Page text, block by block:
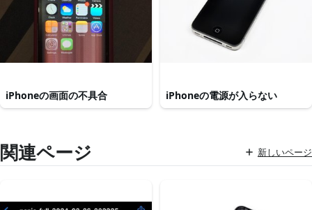
iPhoneの画面の不具合 iPhoneの電源が入らない
関連ページ 新しいページ